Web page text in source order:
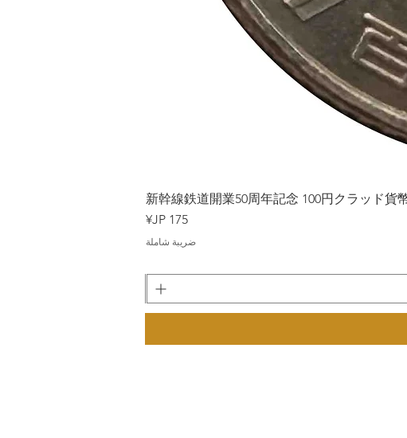
新幹線鉄道開業50周年記念 100円クラッド貨
السعر
ضريبة شاملة